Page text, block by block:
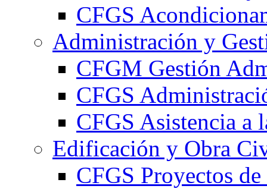
CFGS
Administración y
CFGM Gestión
CFGS
CFGS Asistencia a
Edificación y Obra
CFGS Proyectos